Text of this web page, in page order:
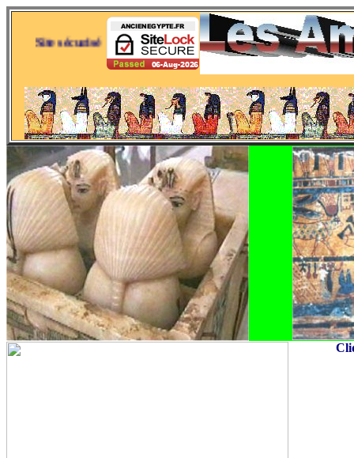
Site sécurisé